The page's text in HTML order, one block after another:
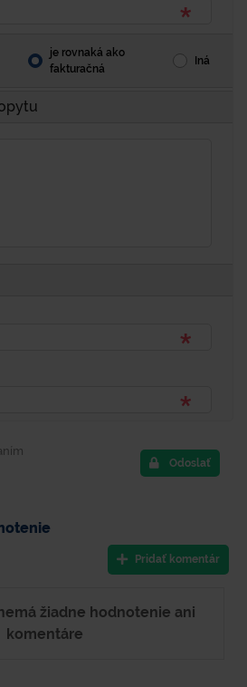
je rovnaká ako
fakturačná
Iná
Odoslať
Pridať komentár
žiadne hodnotenie ani
komentáre